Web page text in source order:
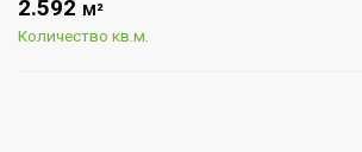
2.592 М²
Количество кв.м.